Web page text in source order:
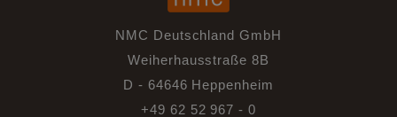
NMC Deutschland GmbH
Weiherhausstraße 8B
D - 64646 Heppenheim
+49 62 52 967 - 0